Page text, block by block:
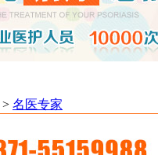
> 名医专家